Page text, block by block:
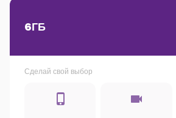
6ГБ
Сделай свой выбор